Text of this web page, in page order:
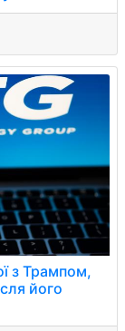
з Трампом,
його